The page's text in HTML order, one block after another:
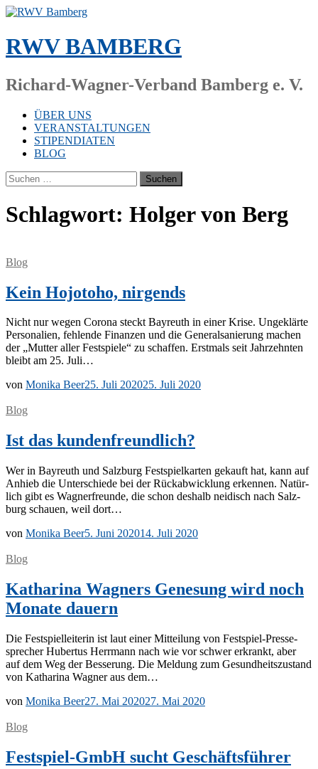
Zum
springen
RWV BAMBERG
Richard-Wagner-Verband Bamberg e. V.
ÜBER UNS
VERANSTALTUNGEN
STIPENDIATEN
BLOG
Suchen
nach:
Schlagwort: Holger von Berg
Blog
Kein Hojotoho, nirgends
Nicht nur we­gen Co­ro­na steckt Bay­reuth in ei­ner Kri­se. Un­ge­klär­te
Per­so­na­li­en, feh­len­de Fi­nan­zen und die Ge­ne­ral­sa­nie­rung ma­chen
der „Mut­ter al­ler Fest­spie­le“ zu schaf­fen. Erst­mals seit Jahr­zehn­ten
bleibt am 25. Juli…
von Monika Beer25. Juli 202025. Juli 2020
Blog
Ist das kundenfreundlich?
Wer in Bay­reuth und Salz­burg Fest­spiel­kar­ten ge­kauft hat, kann auf
An­hieb die Un­ter­schie­de bei der Rück­ab­wick­lung er­ken­nen. Na­tür­
lich gibt es Wag­ner­freun­de, die schon des­halb nei­disch nach Salz­
burg schau­en, weil dort…
von Monika Beer5. Juni 202014. Juli 2020
Blog
Katharina Wagners Genesung wird noch
Monate dauern
Die Fest­spiel­lei­te­rin ist laut ei­ner Mit­tei­lung von Fes­t­­spiel-Pres­­se­
spre­cher Hu­ber­tus Herr­mann nach wie vor schwer er­krankt, aber
auf dem Weg der Bes­se­rung. Die Mel­dung zum Ge­sund­heits­zu­stand
von Ka­tha­ri­na Wag­ner aus dem…
von Monika Beer27. Mai 202027. Mai 2020
Blog
Festspiel-GmbH sucht Geschäftsführer